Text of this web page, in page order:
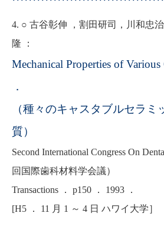
4. ○ 古谷彰伸 ，割田研司，川和
隆 ：
Mechanical Properties of Various
．
（種々のキャスタブルセラミ
質）
Second International Congress On
回国際歯科材料学会議）
Transactions ． p150 ． 1993 ．
[H5 ． 11 月 1 ～ 4 日 ハワイ大学］